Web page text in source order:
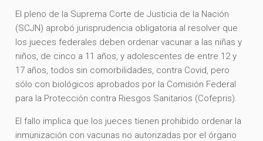
El pleno de la Suprema Corte de Justicia de la Nación
(SCJN) aprobó jurisprudencia obligatoria al resolver que
los jueces federales deben ordenar vacunar a las niñas y
niños, de cinco a 11 años, y adolescentes de entre 12 y
17 años, todos sin comorbilidades, contra Covid, pero
sólo con biológicos aprobados por la Comisión Federal
para la Protección contra Riesgos Sanitarios (Cofepris).
El fallo implica que los jueces tienen prohibido ordenar la
inmunización con vacunas no autorizadas por el órgano